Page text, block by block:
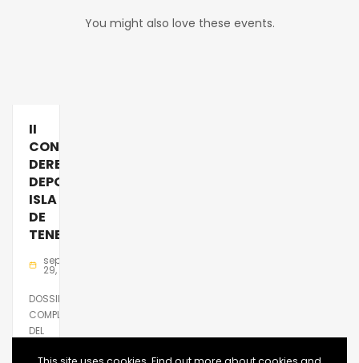
You might also love these events.
II
CONGRESO
DERECHO
DEPORTIVO
ISLA
DE
TENERIFE
septiembre
29, 2025
DOSSIER
COMPLETO
DEL